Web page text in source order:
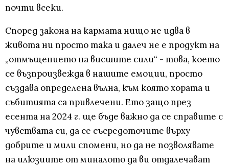
почти всеки.
Според закона на кармата нищо не идва в
живота ни просто така и далеч не е продукт на
„отмъщението на висшите сили“ - това, което
се възпроизвежда в нашите емоции, просто
създава определена вълна, към която хората и
събитията са привлечени. Ето защо през
есента на 2024 г. ще бъде важно да се справите с
чувствата си, да се съсредоточите върху
добрите и мили спомени, но да не позволявате
на илюзиите от миналото да ви отдалечават